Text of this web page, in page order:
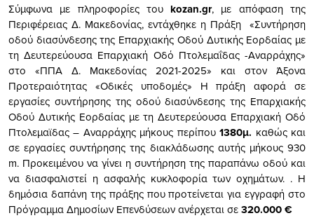
Σύμφωνα με πληροφορίες του kozan.gr, με απόφαση της
Περιφέρειας Δ. Μακεδονίας, εντάχθηκε η Πράξη «Συντήρηση
οδού διασύνδεσης της Επαρχιακής Οδού Δυτικής Εορδαίας με
τη Δευτερεύουσα Επαρχιακή Οδό Πτολεμαΐδας -Αναρράχης»
στο «ΠΠΑ Δ. Μακεδονίας 2021-2025» και στον Άξονα
Προτεραιότητας «Οδικές υποδομές» Η πράξη αφορά σε
εργασίες συντήρησης της οδού διασύνδεσης της Επαρχιακής
Οδού Δυτικής Εορδαίας με τη Δευτερεύουσα Επαρχιακή Οδό
Πτολεμαϊδας – Αναρράχης μήκους περίπου1380μ. καθώς και
σε εργασίες συντήρησης της διακλάδωσης αυτής μήκους 930
m. Προκειμένου να γίνει η συντήρηση της παραπάνω οδού και
να διασφαλιστεί η ασφαλής κυκλοφορία των οχημάτων. . Η
δημόσια δαπάνη της πράξης που προτείνεται για εγγραφή στο
Πρόγραμμα Δημοσίων Επενδύσεων ανέρχεται σε320.000 €